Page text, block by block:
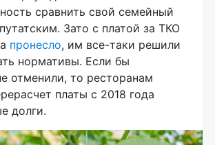
сравнить свой семейный
Зато с платой за ТКО
пронесло, им все-таки решили
нормативы. Если бы
отменили, то ресторанам
платы с 2018 года
долги.